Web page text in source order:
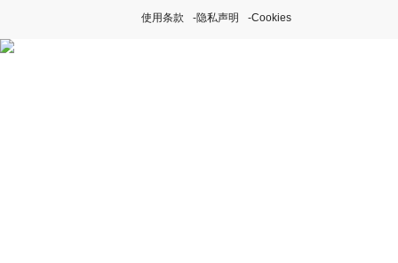
使用条款 隐私声明 Cookies